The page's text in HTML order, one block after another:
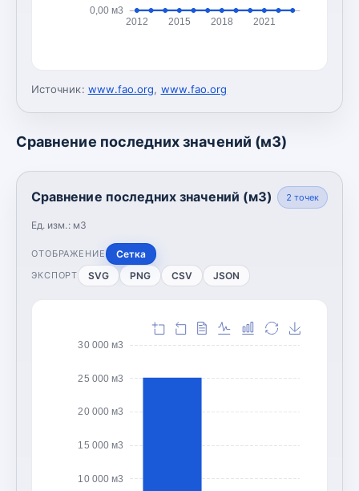
0,00 м3
2012 2015 2018 2021
Источник: www.fao.org, www.fao.org
Сравнение последних значений (м3)
Сравнение последних значений (м3)
Ед. изм.: м3
2 точек
ОТОБРАЖЕНИЕ Сетка
ЭКСПОРТ SVG PNG CSV JSON
10 000 м3
15 000 м3
20 000 м3
25 000 м3
30 000 м3